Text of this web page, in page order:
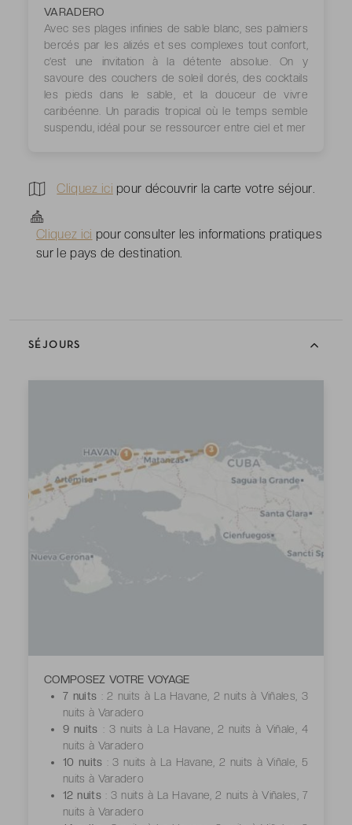
VARADERO
Avec ses plages infinies de sable blanc, ses palmiers
bercés par les alizés et ses complexes tout confort,
c’est une invitation à la détente absolue. On y
savoure des couchers de soleil dorés, des cocktails
les pieds dans le sable, et la douceur de vivre
caribéenne. Un paradis tropical où le temps semble
suspendu, idéal pour se ressourcer entre ciel et mer
Cliquez ici pour découvrir la carte votre séjour.
Cliquez ici pour consulter les informations pratiques
sur le pays de destination.
SÉJOURS
COMPOSEZ VOTRE VOYAGE
7 nuits : 2 nuits à La Havane, 2 nuits à Viñales, 3
nuits à Varadero
9 nuits : 3 nuits à La Havane, 2 nuits à Viñale, 4
nuits à Varadero
10 nuits : 3 nuits à La Havane, 2 nuits à Viñale, 5
nuits à Varadero
12 nuits : 3 nuits à La Havane, 2 nuits à Viñales, 7
nuits à Varadero